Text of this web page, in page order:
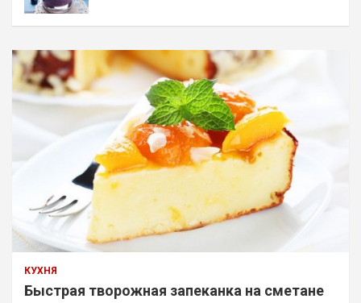
КУХНЯ
Быстрая творожная запеканка на сметане